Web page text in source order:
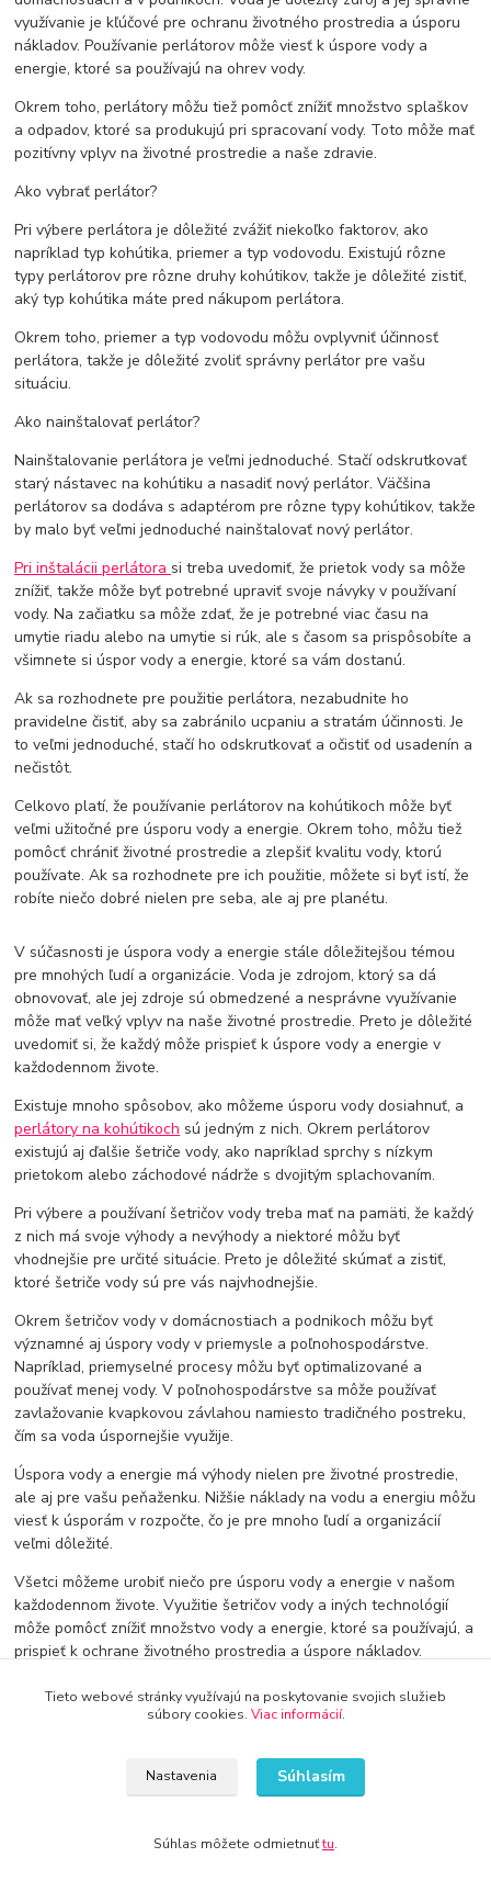
využívanie je kľúčové pre ochranu životného prostredia a úsporu
nákladov. Používanie perlátorov môže viesť k úspore vody a
energie, ktoré sa používajú na ohrev vody.
Okrem toho, perlátory môžu tiež pomôcť znížiť množstvo splaškov
a odpadov, ktoré sa produkujú pri spracovaní vody. Toto môže mať
pozitívny vplyv na životné prostredie a naše zdravie.
Ako vybrať perlátor?
Pri výbere perlátora je dôležité zvážiť niekoľko faktorov, ako
napríklad typ kohútika, priemer a typ vodovodu. Existujú rôzne
typy perlátorov pre rôzne druhy kohútikov, takže je dôležité zistiť,
aký typ kohútika máte pred nákupom perlátora.
Okrem toho, priemer a typ vodovodu môžu ovplyvniť účinnosť
perlátora, takže je dôležité zvoliť správny perlátor pre vašu
situáciu.
Ako nainštalovať perlátor?
Nainštalovanie perlátora je veľmi jednoduché. Stačí odskrutkovať
starý nástavec na kohútiku a nasadiť nový perlátor. Väčšina
perlátorov sa dodáva s adaptérom pre rôzne typy kohútikov, takže
by malo byť veľmi jednoduché nainštalovať nový perlátor.
Pri inštalácii perlátora si treba uvedomiť, že prietok vody sa môže
znížiť, takže môže byť potrebné upraviť svoje návyky v používaní
vody. Na začiatku sa môže zdať, že je potrebné viac času na
umytie riadu alebo na umytie si rúk, ale s časom sa prispôsobíte a
všimnete si úspor vody a energie, ktoré sa vám dostanú.
Ak sa rozhodnete pre použitie perlátora, nezabudnite ho
pravidelne čistiť, aby sa zabránilo ucpaniu a stratám účinnosti. Je
to veľmi jednoduché, stačí ho odskrutkovať a očistiť od usadenín a
nečistôt.
Celkovo platí, že používanie perlátorov na kohútikoch môže byť
veľmi užitočné pre úsporu vody a energie. Okrem toho, môžu tiež
pomôcť chrániť životné prostredie a zlepšiť kvalitu vody, ktorú
používate. Ak sa rozhodnete pre ich použitie, môžete si byť istí, že
robíte niečo dobré nielen pre seba, ale aj pre planétu.
V súčasnosti je úspora vody a energie stále dôležitejšou témou
pre mnohých ľudí a organizácie. Voda je zdrojom, ktorý sa dá
obnovovať, ale jej zdroje sú obmedzené a nesprávne využívanie
môže mať veľký vplyv na naše životné prostredie. Preto je dôležité
uvedomiť si, že každý môže prispieť k úspore vody a energie v
každodennom živote.
Existuje mnoho spôsobov, ako môžeme úsporu vody dosiahnuť, a
perlátory na kohútikoch sú jedným z nich. Okrem perlátorov
existujú aj ďalšie šetriče vody, ako napríklad sprchy s nízkym
prietokom alebo záchodové nádrže s dvojitým splachovaním.
Pri výbere a používaní šetričov vody treba mať na pamäti, že každý
z nich má svoje výhody a nevýhody a niektoré môžu byť
vhodnejšie pre určité situácie. Preto je dôležité skúmať a zistiť,
ktoré šetriče vody sú pre vás najvhodnejšie.
Okrem šetričov vody v domácnostiach a podnikoch môžu byť
významné aj úspory vody v priemysle a poľnohospodárstve.
Napríklad, priemyselné procesy môžu byť optimalizované a
používať menej vody. V poľnohospodárstve sa môže používať
zavlažovanie kvapkovou závlahou namiesto tradičného postreku,
čím sa voda úspornejšie využije.
Úspora vody a energie má výhody nielen pre životné prostredie,
ale aj pre vašu peňaženku. Nižšie náklady na vodu a energiu môžu
viesť k úsporám v rozpočte, čo je pre mnoho ľudí a organizácií
veľmi dôležité.
Všetci môžeme urobiť niečo pre úsporu vody a energie v našom
každodennom živote. Využitie šetričov vody a iných technológií
môže pomôcť znížiť množstvo vody a energie, ktoré sa používajú, a
prispieť k ochrane životného prostredia a úspore nákladov.
Tieto webové stránky využívajú na poskytovanie svojich služieb
súbory cookies. Viac informácií.
Nastavenia Súhlasím
Súhlas môžete odmietnuťtu.